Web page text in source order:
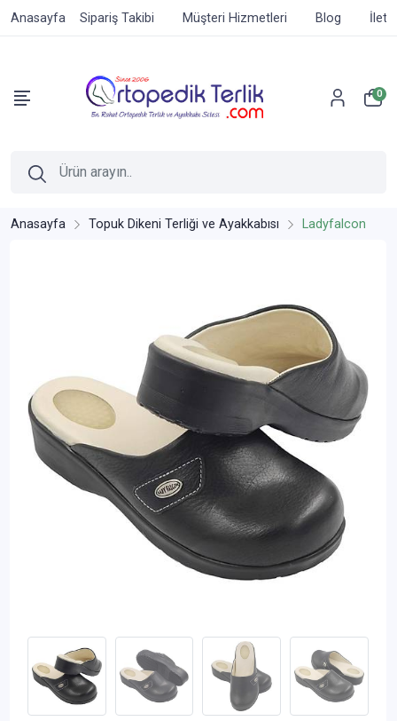
Anasayfa Sipariş Takibi Müşteri Hizmetleri Blog
0
Anasayfa Topuk Dikeni Terliği ve Ayakkabısı Ladyfalcon